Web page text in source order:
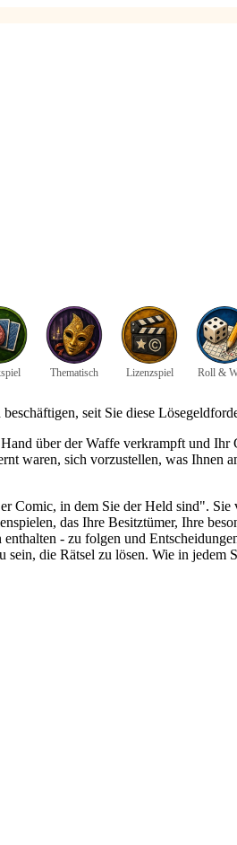
Thematisch Lizenzspiel Roll &
seit Sie diese
über der Waffe verkrampft und
waren, sich vorzustellen, was Ihnen
in dem Sie der Held sind". Sie
das Ihre Besitztümer, Ihre
- zu folgen und
die Rätsel zu lösen. Wie in